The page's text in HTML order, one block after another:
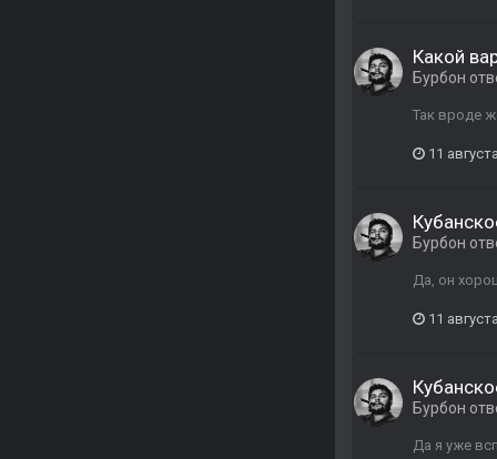
Какой
Бурбон
Так вроде
11
Бурбон
Да, он
11
Бурбон
Да я уже